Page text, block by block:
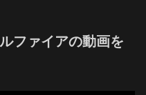
ファイアの動画を